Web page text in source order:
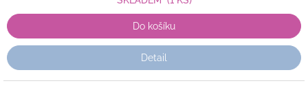
Do košíku
Detail